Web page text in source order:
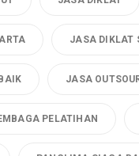
JASA DIKLAT
JASA
PELATIHAN